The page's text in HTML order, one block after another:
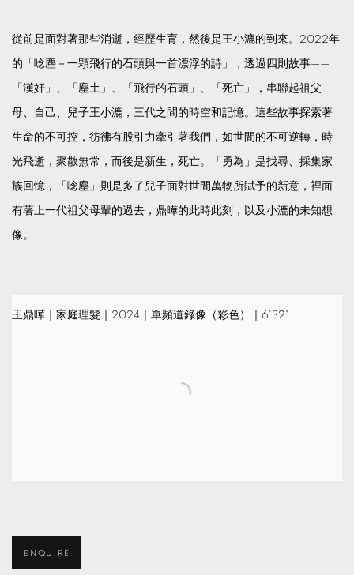
從前是面對著那些消逝，經歷生育，然後是王小漉的到來。2022年
的「唸塵－一顆飛行的石頭與一首漂浮的詩」，透過四則故事——
「漢奸」、「塵土」、「飛行的石頭」、「死亡」，串聯起祖父
母、自己、兒子王小漉，三代之間的時空和記憶。這些故事探索著
生命的不可控，彷彿有股引力牽引著我們，如世間的不可逆轉，時
光飛逝，聚散無常，而後是新生，死亡。「勇為」是找尋、採集家
族回憶，「唸塵」則是多了兒子面對世間萬物所賦予的新意，裡面
有著上一代祖父母輩的過去，鼎曄的此時此刻，以及小漉的未知想
像。
王鼎曄｜家庭理髮｜2024｜單頻道錄像（彩色）｜6'32"
ENQUIRE